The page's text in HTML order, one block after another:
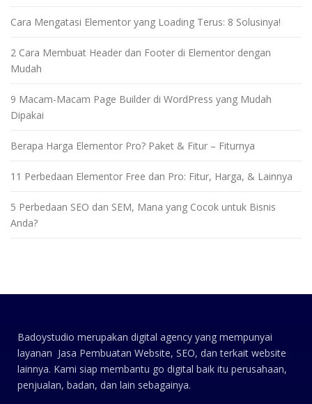
Cara Mengatasi Elementor yang Loading Terus: 8 Solusinya!
2 Cara Membuat Header dan Footer di Elementor dengan
Mudah
9 Macam-Macam Page Builder di WordPress yang Mudah
Dipakai
Berapa Harga Elementor Pro? Paket & Fitur – Fiturnya
11 Perbedaan Elementor Free dan Pro: Fitur, Harga, & Lainnya
5 Perbedaan SEO dan SEM, Mana yang Cocok untuk Bisnis
Anda?
Badoystudio merupakan digital agency yang mempunyai
layanan Jasa Pembuatan Website, SEO, dan terkait website
lainnya. Kami siap membantu go digital baik itu perusahaan,
penjualan, badan, dan lain sebagainya.